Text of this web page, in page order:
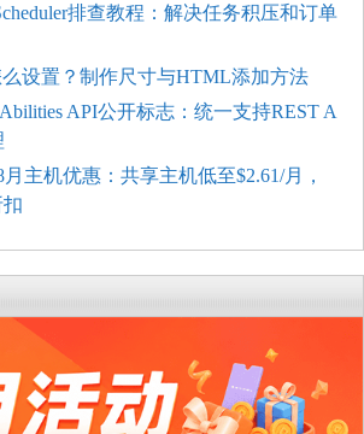
排查教程：解决任务积压和订单
么设置？制作尺寸与HTML添加方法
Abilities API公开标志：统一支持REST A
月主机优惠：共享主机低至$2.61/月，